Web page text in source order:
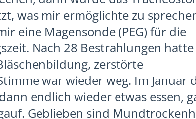
was mir ermöglichte zu
eine Magensonde (PEG) für die
Nach 28 Bestrahlungen hatte
zerstörte
war wieder weg. Im Januar
endlich wieder etwas essen,
Geblieben sind